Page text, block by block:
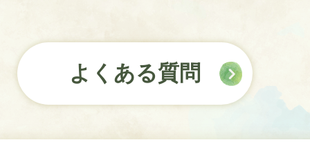
よくある質問